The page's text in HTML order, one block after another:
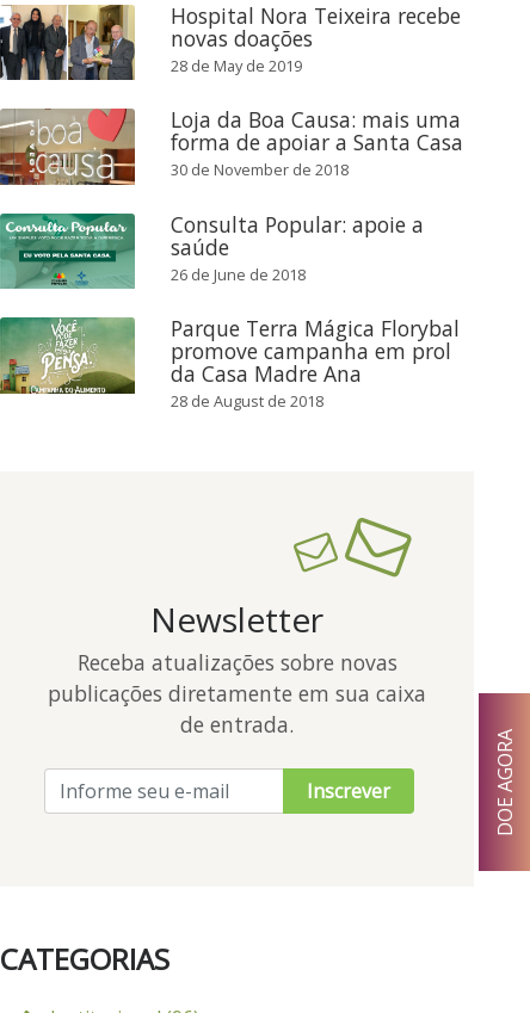
Hospital Nora Teixeira recebe
novas doações
28 de May de 2019
Loja da Boa Causa: mais uma
forma de apoiar a Santa Casa
30 de November de 2018
Consulta Popular: apoie a
saúde
26 de June de 2018
Parque Terra Mágica Florybal
promove campanha em prol
da Casa Madre Ana
28 de August de 2018
Newsletter
Receba atualizações sobre novas
publicações diretamente em sua caixa
de entrada.
Inscrever
CATEGORIAS
DOE AGORA